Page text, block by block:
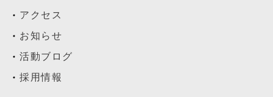
アクセス
お知らせ
活動ブログ
採用情報